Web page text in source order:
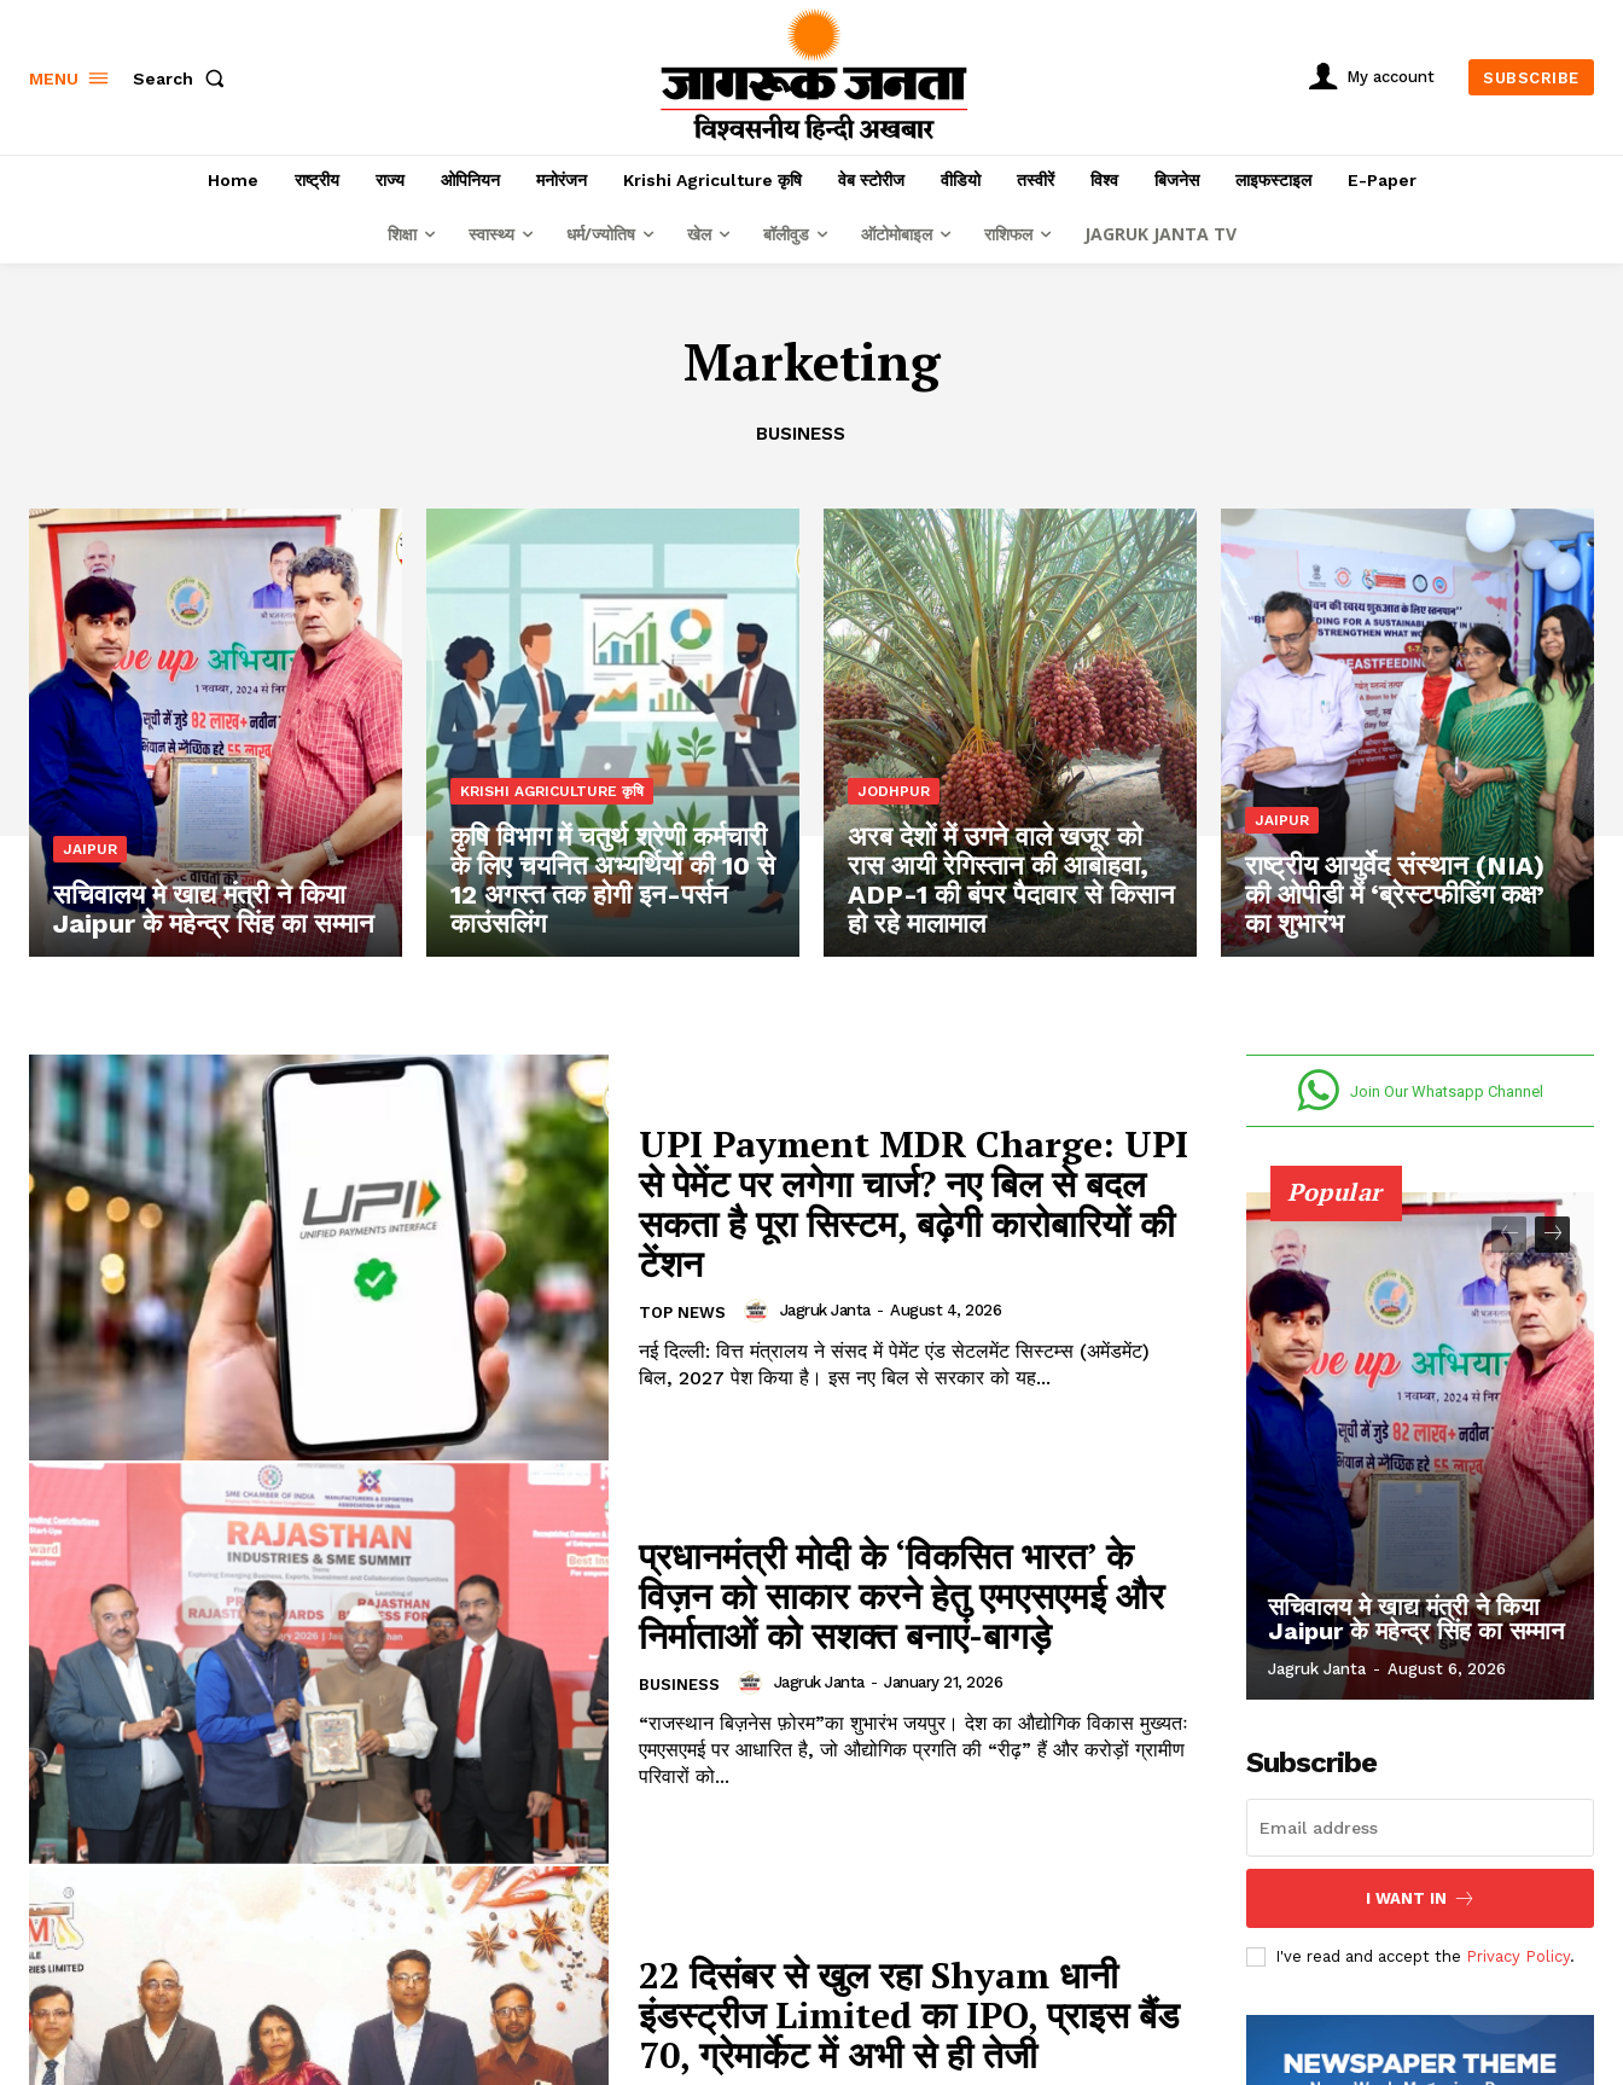
Jagruk Janta
Vishwasniya Hindi
Akhbaar
Contact us
Subscription Plans
My account
MENU Search My account SUBSCRIBE
Home राष्ट्रीय राज्य ओपिनियन मनोरंजन Krishi Agriculture कृषि वेब स्टोरीज वीडियो तस्वीरें विश्व बिजनेस लाइफस्टाइल E-Paper
शिक्षा स्वास्थ्य धर्म/ज्योतिष खेल बॉलीवुड ऑटोमोबाइल राशिफल JAGRUK JANTA TV
Marketing
BUSINESS
JAIPUR
सचिवालय मे खाद्य मंत्री ने किया
Jaipur के महेन्द्र सिंह का सम्मान
KRISHI AGRICULTURE कृषि
कृषि विभाग में चतुर्थ श्रेणी कर्मचारी
के लिए चयनित अभ्यर्थियों की 10 से
12 अगस्त तक होगी इन-पर्सन
काउंसलिंग
JODHPUR
अरब देशों में उगने वाले खजूर को
रास आयी रेगिस्तान की आबोहवा,
ADP-1 की बंपर पैदावार से किसान
हो रहे मालामाल
JAIPUR
राष्ट्रीय आयुर्वेद संस्थान (NIA)
की ओपीडी में ‘ब्रेस्टफीडिंग कक्ष’
का शुभारंभ
UPI Payment MDR Charge: UPI
से पेमेंट पर लगेगा चार्ज? नए बिल से बदल
सकता है पूरा सिस्टम, बढ़ेगी कारोबारियों की
टेंशन
TOP NEWS Jagruk Janta - August 4, 2026
नई दिल्ली: वित्त मंत्रालय ने संसद में पेमेंट एंड सेटलमेंट सिस्टम्स (अमेंडमेंट)
बिल, 2027 पेश किया है। इस नए बिल से सरकार को यह...
प्रधानमंत्री मोदी के ‘विकसित भारत’ के
विज़न को साकार करने हेतु एमएसएमई और
निर्माताओं को सशक्त बनाएं-बागड़े
BUSINESS Jagruk Janta - January 21, 2026
“राजस्थान बिज़नेस फ़ोरम”का शुभारंभ जयपुर। देश का औद्योगिक विकास मुख्यतः
एमएसएमई पर आधारित है, जो औद्योगिक प्रगति की “रीढ़” हैं और करोड़ों ग्रामीण
परिवारों को...
22 दिसंबर से खुल रहा Shyam धानी
इंडस्ट्रीज Limited का IPO, प्राइस बैंड
₹70, ग्रेमार्केट में अभी से ही तेजी
Join Our Whatsapp Channel
Popular
सचिवालय मे खाद्य मंत्री ने किया
Jaipur के महेन्द्र सिंह का सम्मान
Jagruk Janta - August 6, 2026
Subscribe
I WANT IN
I've read and accept the Privacy Policy.